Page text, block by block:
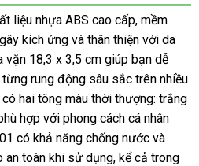
liệu nhựa ABS cao cấp, mềm
kích ứng và thân thiện với da
18,3 x 3,5 cm giúp bạn dễ
rung động sâu sắc trên nhiều
hai tông màu thời thượng: trắng
hợp với phong cách cá nhân
có khả năng chống nước và
toàn khi sử dụng, kể cả trong